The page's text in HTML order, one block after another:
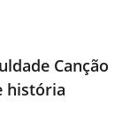
Canção
história